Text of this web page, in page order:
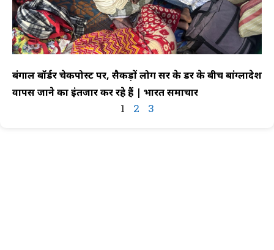
बंगाल बॉर्डर चेकपोस्ट पर, सैकड़ों लोग सर के डर के बीच बांग्लादेश
वापस जाने का इंतजार कर रहे हैं | भारत समाचार
1 2 3